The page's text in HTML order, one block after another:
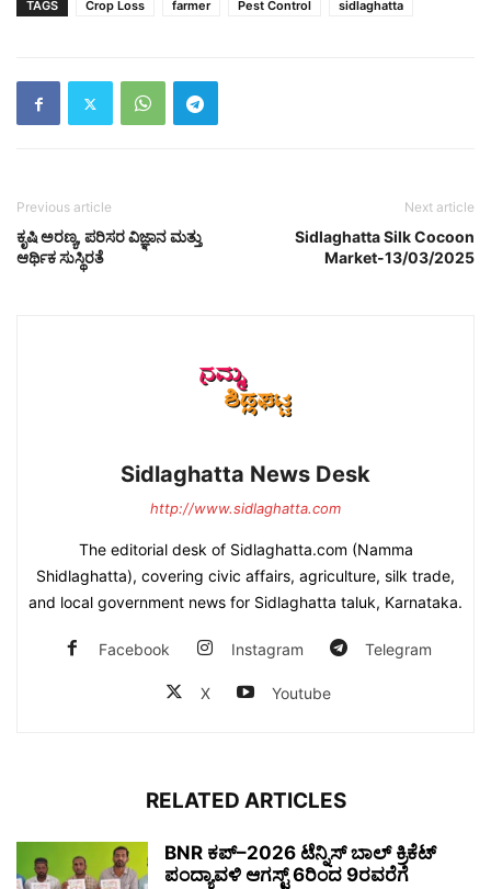
TAGS Crop Loss farmer Pest Control sidlaghatta
Previous article
ಕೃಷಿ ಅರಣ್ಯ, ಪರಿಸರ ವಿಜ್ಞಾನ ಮತ್ತು
ಆರ್ಥಿಕ ಸುಸ್ಥಿರತೆ
Next article
Sidlaghatta Silk Cocoon
Market-13/03/2025
Sidlaghatta News Desk
http://www.sidlaghatta.com
The editorial desk of Sidlaghatta.com (Namma
Shidlaghatta), covering civic affairs, agriculture, silk trade,
and local government news for Sidlaghatta taluk, Karnataka.
Facebook Instagram Telegram
X Youtube
RELATED ARTICLES
BNR ಕಪ್–2026 ಟೆನ್ನಿಸ್ ಬಾಲ್ ಕ್ರಿಕೆಟ್
ಪಂದ್ಯಾವಳಿ ಆಗಸ್ಟ್ 6ರಿಂದ 9ರವರೆಗೆ